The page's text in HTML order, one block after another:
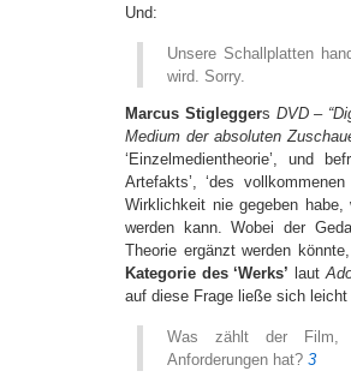
Und:
Unsere Schallplatten
wird. Sorry.
Marcus Stigleggers DVD –
Medium der absoluten
‘Einzelmedientheorie’, und
Artefakts’, ‘des
Wirklichkeit nie gegeben
werden kann. Wobei der
Theorie ergänzt werden
Kategorie des ‘Werks’ laut
auf diese Frage ließe sich
Was zählt der Film,
Anforderungen hat? 3